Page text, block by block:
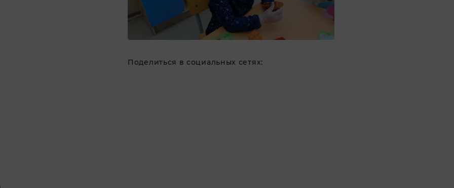
Поделиться в социальных сетях: